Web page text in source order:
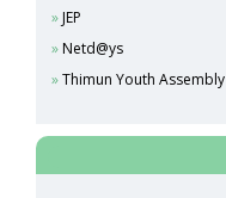
JEP
Netd@ys
Thimun Youth Assembly